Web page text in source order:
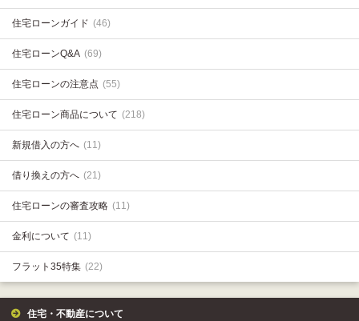
住宅ローンガイド (46)
住宅ローンQ&A (69)
住宅ローンの注意点 (55)
住宅ローン商品について (218)
新規借入の方へ (11)
借り換えの方へ (21)
住宅ローンの審査攻略 (11)
金利について (11)
フラット35特集 (22)
住宅・不動産について